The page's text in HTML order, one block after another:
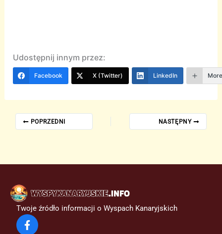
Udostępnij innym przez:
Facebook X (Twitter) LinkedIn
POPRZEDNI NASTĘPNY
Twoje źródło informacji o Wyspach Kanaryjskich